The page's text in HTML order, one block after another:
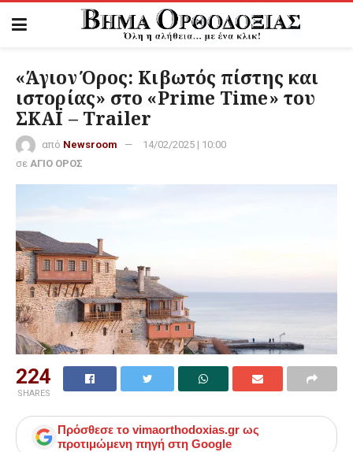
«Άγιον Όρος: Κιβωτός πίστης και
ιστορίας» στο «Prime Time» του
ΣΚΑΪ – Trailer
από Newsroom
14/02/2025 | 10:00
σε ΑΓΙΟ ΟΡΟΣ
224
SHARES
Πρόσθεσε το vimaorthodoxias.gr ως
προτιμώμενη πηγή στη Google